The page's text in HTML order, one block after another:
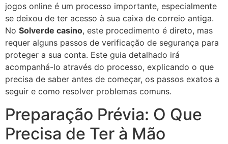
jogos online é um processo importante, especialmente
se deixou de ter acesso à sua caixa de correio antiga.
No Solverde casino, este procedimento é direto, mas
requer alguns passos de verificação de segurança para
proteger a sua conta. Este guia detalhado irá
acompanhá-lo através do processo, explicando o que
precisa de saber antes de começar, os passos exatos a
seguir e como resolver problemas comuns.
Preparação Prévia: O Que
Precisa de Ter à Mão